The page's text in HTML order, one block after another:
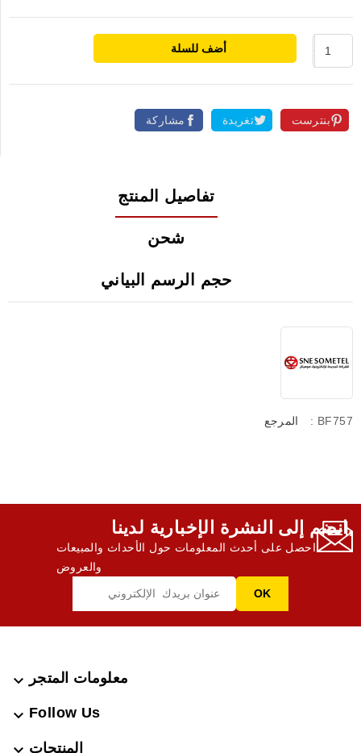
أضف للسلة
مشاركة تغريدة بنترست
تفاصيل المنتج
شحن
حجم الرسم البياني
المرجع : BF757
انضم إلى النشرة الإخبارية لدينا,
احصل على أحدث المعلومات حول الأحداث والمبيعات
والعروض
معلومات المتجر 
Follow Us

المنتجات